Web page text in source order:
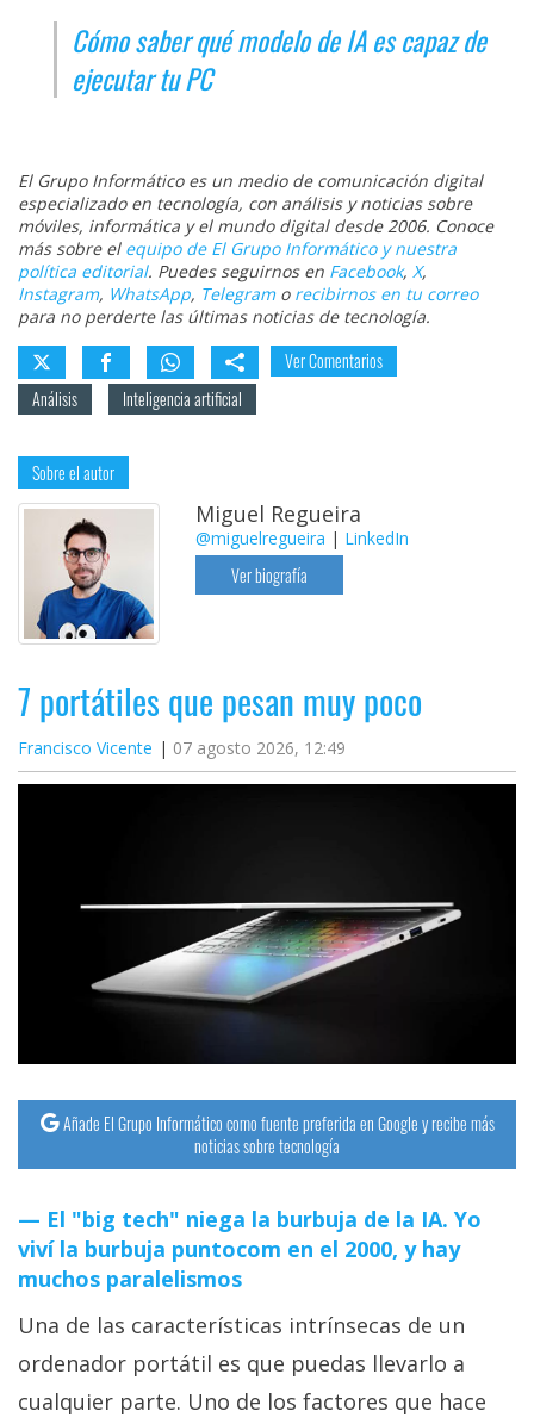
Cómo saber qué modelo de IA es capaz de
ejecutar tu PC
El Grupo Informático es un medio de comunicación digital
especializado en tecnología, con análisis y noticias sobre
móviles, informática y el mundo digital desde 2006. Conoce
más sobre el equipo de El Grupo Informático y nuestra
política editorial. Puedes seguirnos en Facebook, X,
Instagram, WhatsApp, Telegramo recibirnos en tu correo
para no perderte las últimas noticias de tecnología.
Ver Comentarios
Análisis
Inteligencia artificial
Sobre el autor
Miguel Regueira
@miguelregueira | LinkedIn
Ver biografía
7 portátiles que pesan muy poco
Francisco Vicente 07 agosto 2026, 12:49
Añade El Grupo Informático como fuente preferida en Google y recibe más
noticias sobre tecnología
El "big tech" niega la burbuja de la IA. Yo
viví la burbuja puntocom en el 2000, y hay
muchos paralelismos
Una de las características intrínsecas de un
ordenador portátil es que puedas llevarlo a
cualquier parte. Uno de los factores que hace